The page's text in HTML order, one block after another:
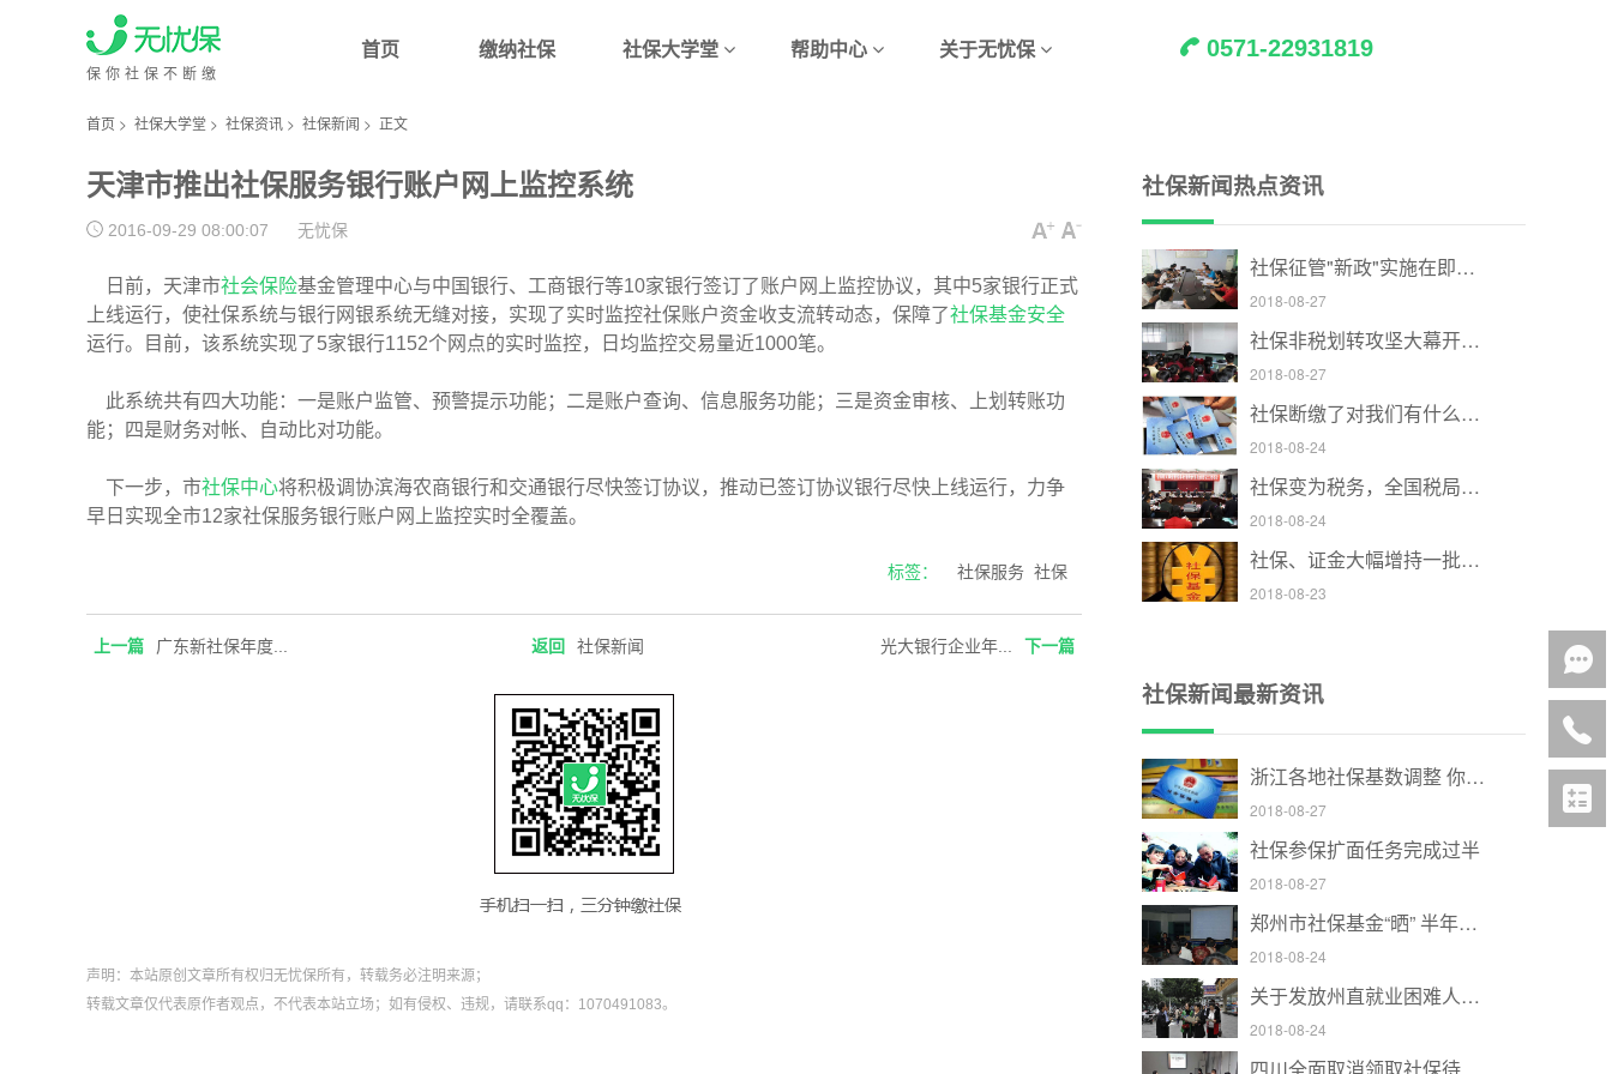
保你社保不断缴
首页 缴纳社保 社保大学堂 帮助中心 关于无忧保 0571-22931819
首页 > 社保大学堂 > 社保资讯 > 社保新闻 > 正文
天津市推出社保服务银行账户网上监控系统
2016-09-29 08:00:07 无忧保
日前，天津市社会保险基金管理中心与中国银行、工商银行等10家银行签订了账户网上监控协议，其中5家银行正式
上线运行，使社保系统与银行网银系统无缝对接，实现了实时监控社保账户资金收支流转动态，保障了社保基金安全
运行。目前，该系统实现了5家银行1152个网点的实时监控，日均监控交易量近1000笔。
此系统共有四大功能：一是账户监管、预警提示功能；二是账户查询、信息服务功能；三是资金审核、上划转账功
能；四是财务对帐、自动比对功能。
下一步，市社保中心将积极调协滨海农商银行和交通银行尽快签订协议，推动已签订协议银行尽快上线运行，力争
早日实现全市12家社保服务银行账户网上监控实时全覆盖。
标签： 社保服务 社保
上一篇 广东新社保年度... 返回 社保新闻 光大银行企业年... 下一篇
声明：本站原创文章所有权归无忧保所有，转载务必注明来源；
转载文章仅代表原作者观点，不代表本站立场；如有侵权、违规，请联系qq：1070491083。
社保新闻热点资讯
社保征管"新政"实施在即企业期待"合规降费"齐步走
2018-08-27
社保非税划转攻坚大幕开启 "三定"制定进入收尾阶段
2018-08-27
社保断缴了对我们有什么影响 严重的可能需要重新再来
2018-08-24
社保变为税务，全国税局掀起一轮追缴热潮
2018-08-24
社保、证金大幅增持一批股票 两公司拟回购股份
2018-08-23
社保新闻最新资讯
浙江各地社保基数调整 你的工资有新变化
2018-08-27
社保参保扩面任务完成过半
2018-08-27
郑州市社保基金“晒” 半年收支账单
2018-08-24
关于发放州直就业困难人员灵活就业社保补贴的通知
2018-08-24